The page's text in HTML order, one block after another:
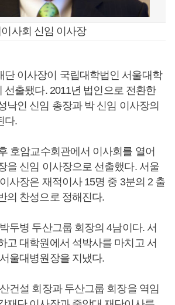
사회 신임 이사장
단 이사장이 국립대학법인 서울대학
선출됐다. 2011년 법인으로 전환한
낙인 신임 총장과 박 신임 이사장의
다.
호암교수회관에서 이사회를 열어
을 신임 이사장으로 선출했다. 서울
사장은 재적이사 15명 중 3분의 2 출
의 찬성으로 정해진다.
두병 두산그룹 회장의 4남이다. 서
고 대학원에서 석박사를 마치고 서
울대병원장을 지냈다.
건설 회장과 두산그룹 회장을 역임